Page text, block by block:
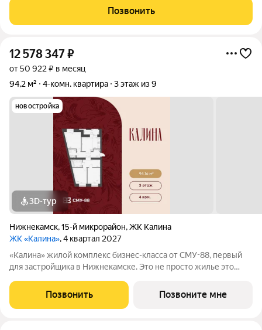
Прямая продажа, все документы готовы: сделка пройдет
Позвонить
12 578 347₽
от 50 922 ₽ в месяц
94,2 м²
4-комн. квартира 3 этаж из 9
новостройка
3D-тур
Нижнекамск,15-й микрорайон,ЖК Калина
ЖК «Калина», 4 квартал 2027
«Калина» жилой комплекс бизнес-класса от СМУ-88, первый
для застройщика в Нижнекамске. Это не просто жилье это
сделать ее ярче и насыщеннее. Мы приглашаем вас выйти за
рамки привычного вместе с ЖК
Позвонить Позвоните мне